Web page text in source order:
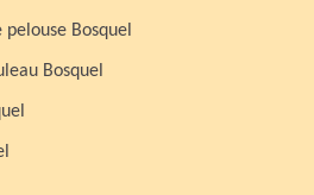
Bosquel
Bosquel